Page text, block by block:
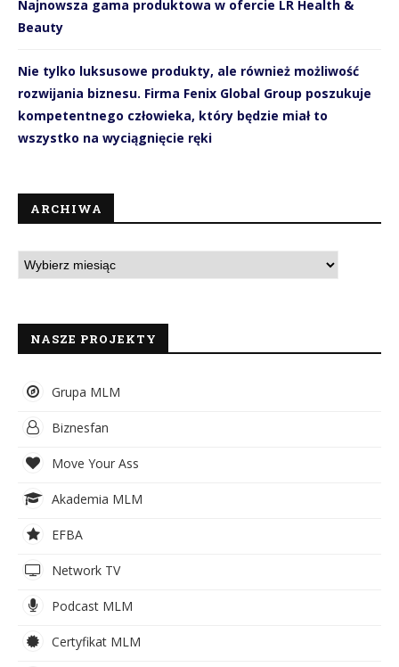
Najnowsza gama produktowa w ofercie LR Health &
Beauty
Nie tylko luksusowe produkty, ale również możliwość
rozwijania biznesu. Firma Fenix Global Group poszukuje
kompetentnego człowieka, który będzie miał to
wszystko na wyciągnięcie ręki
ARCHIWA
NASZE PROJEKTY
Grupa MLM
Biznesfan
Move Your Ass
Akademia MLM
EFBA
Network TV
Podcast MLM
Certyfikat MLM